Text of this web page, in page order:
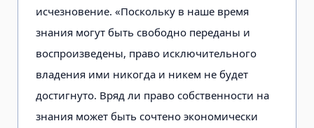
исчезновение. «Поскольку в наше время
знания могут быть свободно переданы и
воспроизведены, право исключительного
владения ими никогда и никем не будет
достигнуто. Вряд ли право собственности на
знания может быть сочтено экономически